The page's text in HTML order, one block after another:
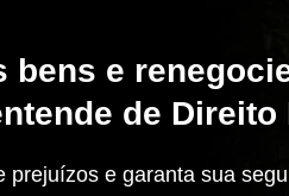
bens e
de Direito
prejuízos e garanta sua